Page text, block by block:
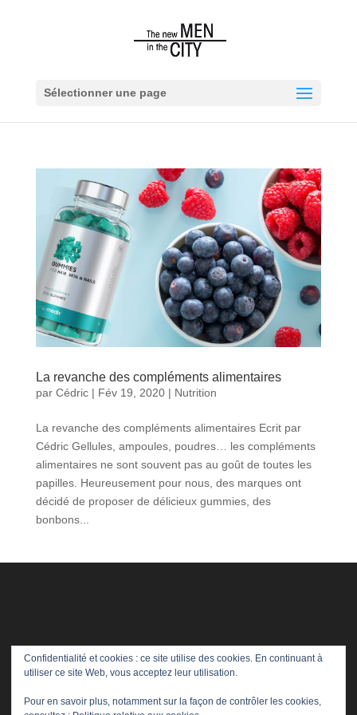
Sélectionner une page
La revanche des compléments alimentaires
par Cédric| Fév 19, 2020| Nutrition
La revanche des compléments alimentaires Ecrit par
Cédric Gellules, ampoules, poudres… les compléments
alimentaires ne sont souvent pas au goût de toutes les
papilles. Heureusement pour nous, des marques ont
décidé de proposer de délicieux gummies, des
bonbons...
Confidentialité et cookies : ce site utilise des cookies. En continuant à
utiliser ce site Web, vous acceptez leur utilisation.
Pour en savoir plus, notamment sur la façon de contrôler les cookies,